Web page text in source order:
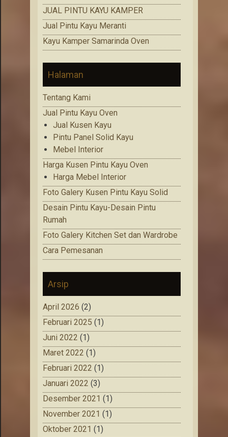
JUAL PINTU KAYU KAMPER
Jual Pintu Kayu Meranti
Kayu Kamper Samarinda Oven
Halaman
Tentang Kami
Jual Pintu Kayu Oven
Jual Kusen Kayu
Pintu Panel Solid Kayu
Mebel Interior
Harga Kusen Pintu Kayu Oven
Harga Mebel Interior
Foto Galery Kusen Pintu Kayu Solid
Desain Pintu Kayu-Desain Pintu
Rumah
Foto Galery Kitchen Set dan Wardrobe
Cara Pemesanan
Arsip
April 2026 (2)
Februari 2025 (1)
Juni 2022 (1)
Maret 2022 (1)
Februari 2022 (1)
Januari 2022 (3)
Desember 2021 (1)
November 2021 (1)
Oktober 2021 (1)